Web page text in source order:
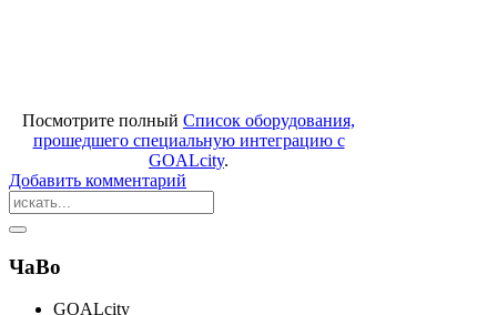
Посмотрите полный Список оборудования,
прошедшего специальную интеграцию с
GOALcity.
Добавить комментарий
ЧаВо
GOALcity